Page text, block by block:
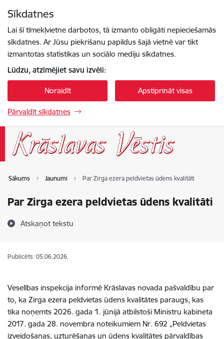
Sīkdatnes
Lai šī tīmekļvietne darbotos, tā izmanto obligāti nepieciešamās
sīkdatnes. Ar Jūsu piekrišanu papildus šajā vietnē var tikt
izmantotas statistikas un sociālo mediju sīkdatnes.
Lūdzu, atzīmējiet savu izvēli:
Noraidīt Apstiprināt visas
Pārvaldīt sīkdatnes
Sākums Jaunumi Par Zirga ezera peldvietas ūdens kvalitāti
Par Zirga ezera peldvietas ūdens kvalitāti
Atskaņot tekstu
Publicēts: 05.06.2026.
Veselības inspekcija informē Krāslavas novada pašvaldību par
to, ka Zirga ezera peldvietas ūdens kvalitātes paraugs, kas
tika noņemts 2026. gada 1. jūnijā atbilstoši Ministru kabineta
2017. gada 28. novembra noteikumiem Nr. 692 „Peldvietas
izveidošanas, uzturēšanas un ūdens kvalitātes pārvaldības